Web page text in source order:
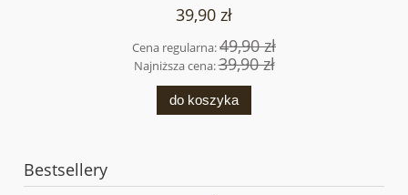
39,90 zł
Cena regularna:49,90 zł
Najniższa cena:39,90 zł
do koszyka
Bestsellery